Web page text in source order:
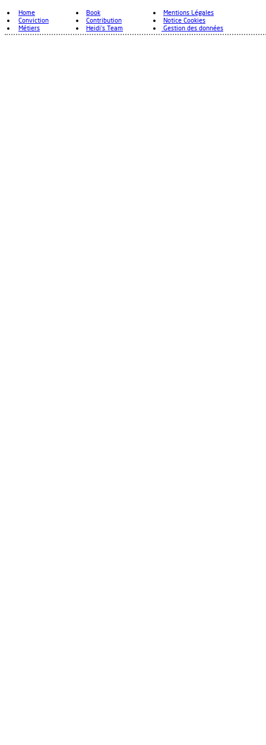
Home
Conviction
Métiers
Book
Contribution
Heidi's Team
Mentions Légales
Notice Cookies
Gestion des données